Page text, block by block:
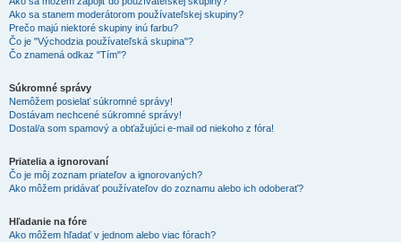
Ako sa stanem moderátorom používateľskej skupiny?
Prečo majú niektoré skupiny inú farbu?
Čo je "Východzia používateľská skupina"?
Čo znamená odkaz "Tím"?
Súkromné správy
Nemôžem posielať súkromné správy!
Dostávam nechcené súkromné správy!
Dostal/a som spamový a obťažujúci e-mail od niekoho z fóra!
Priatelia a ignorovaní
Čo je môj zoznam priateľov a ignorovaných?
Ako môžem pridávať používateľov do zoznamu alebo ich odoberať?
Hľadanie na fóre
Ako môžem hľadať v jednom alebo viac fórach?